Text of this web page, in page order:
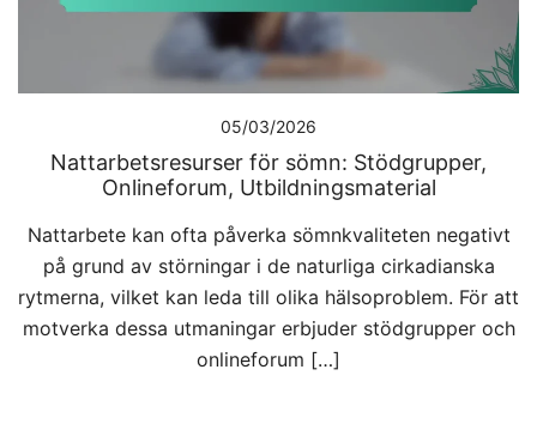
05/03/2026
Nattarbetsresurser för sömn: Stödgrupper,
Onlineforum, Utbildningsmaterial
Nattarbete kan ofta påverka sömnkvaliteten negativt
på grund av störningar i de naturliga cirkadianska
rytmerna, vilket kan leda till olika hälsoproblem. För att
motverka dessa utmaningar erbjuder stödgrupper och
onlineforum […]